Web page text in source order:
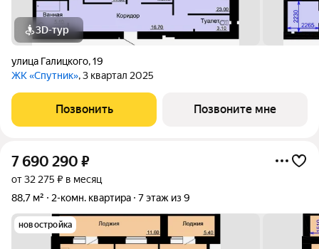
3D-тур
улица Галицкого,19
ЖК «Спутник», 3 квартал 2025
Позвонить Позвоните мне
7 690 290 ₽
от 32 275 ₽ в месяц
88,7 м²
2-комн. квартира 7 этаж из 9
новостройка